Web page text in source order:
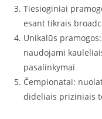
Tiesioginiai
esant tikrais
Unikalūs
naudojami
pasalinkymai
Čempionatai:
dideliais priziniais